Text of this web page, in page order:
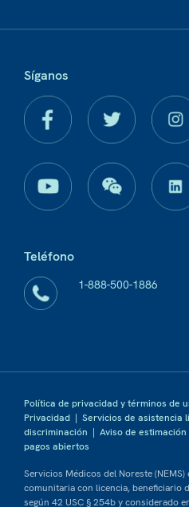
Síganos
Teléfono
1-888-500-1886
Política de privacidad y términos de
Privacidad | Servicios de asistencia
discriminación | Aviso de
pagos abiertos
Servicios Médicos del Noreste
comunitaria con licencia, beneficiario
según 42 USC § 254b y considerado